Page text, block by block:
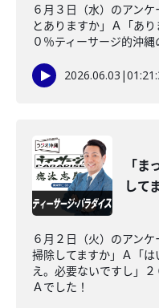
６月３日（水）のアン
とありますか」Ａ「あ
０％ティーサージ的沖縄
2026.06.03 |
「
して
６月２日（火）のアン
掃除してますか」Ａ「
え。必要ないですし」
Ａでした！